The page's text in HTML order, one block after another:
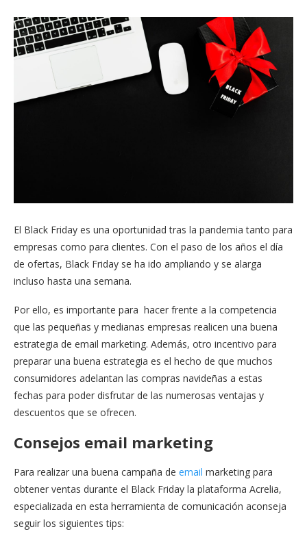
El Black Friday es una oportunidad tras la pandemia tanto para
empresas como para clientes. Con el paso de los años el día
de ofertas, Black Friday se ha ido ampliando y se alarga
incluso hasta una semana.
Por ello, es importante para hacer frente a la competencia
que las pequeñas y medianas empresas realicen una buena
estrategia de email marketing. Además, otro incentivo para
preparar una buena estrategia es el hecho de que muchos
consumidores adelantan las compras navideñas a estas
fechas para poder disfrutar de las numerosas ventajas y
descuentos que se ofrecen.
Consejos email marketing
Para realizar una buena campaña de email marketing para
obtener ventas durante el Black Friday la plataforma Acrelia,
especializada en esta herramienta de comunicación aconseja
seguir los siguientes tips: